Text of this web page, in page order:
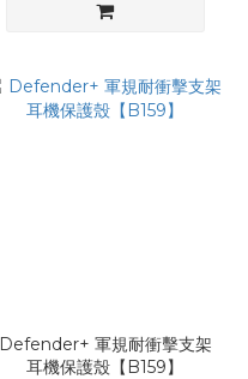
Defender+ 軍規耐衝擊支架
耳機保護殼【B159】